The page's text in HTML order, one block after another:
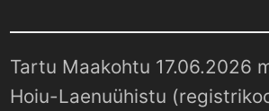
Tartu Maakohtu 17.06.2026
Hoiu-Laenuühistu